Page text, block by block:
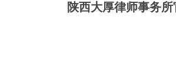
陕西大厚律师事务所